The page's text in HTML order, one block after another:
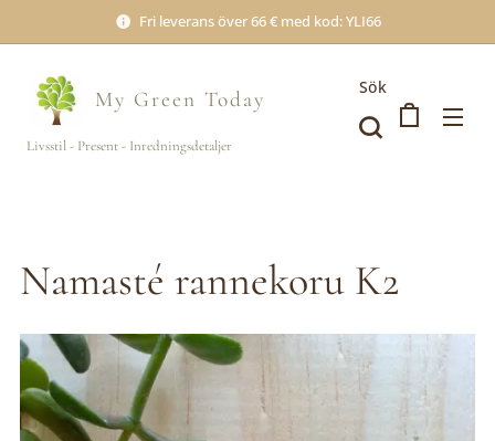
Fri leverans över 66 € med kod: YLI66
My Green Today
Livsstil - Present - Inredningsdetaljer
Sök
Namasté rannekoru K2